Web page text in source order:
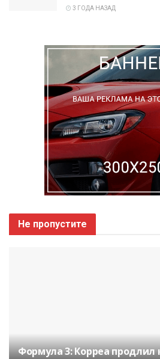
3 ГОДА НАЗАД
Не пропустите
Формула 3: Корреа продлил